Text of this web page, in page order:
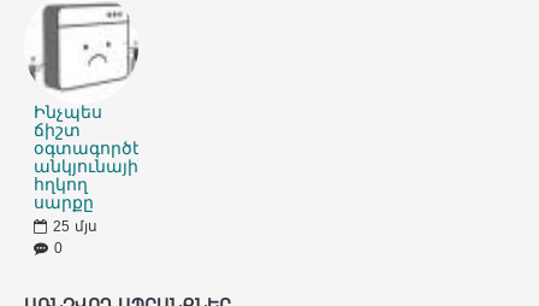
Ինչպես
ճիշտ
օգտագործել
անկյունային
հղկող
սարքը
25 մյս
0